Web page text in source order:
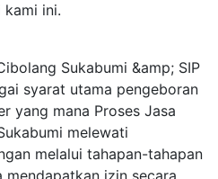
kami ini.
Sukabumi &amp; SIP
syarat utama pengeboran
yang mana Proses Jasa
melewati
melalui tahapan-tahapan
izin secara